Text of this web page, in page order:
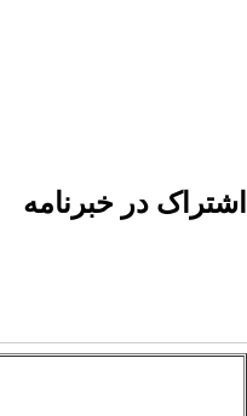
اشتراک در خبرنامه